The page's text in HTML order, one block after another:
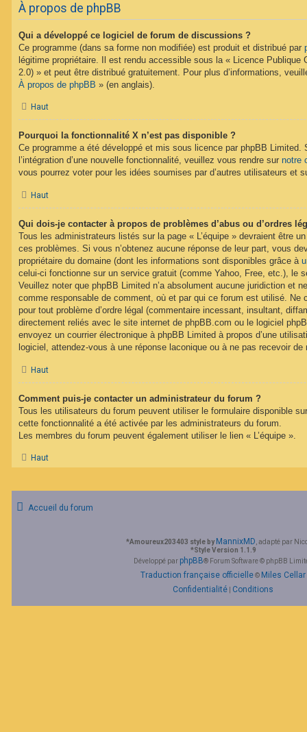
À propos de phpBB
Qui a développé ce logiciel de forum de discussions ?
Ce programme (dans sa forme non modifiée) est produit et distribué par
légitime propriétaire. Il est rendu accessible sous la « Licence Publique
2.0) » et peut être distribué gratuitement. Pour plus d’informations,
À propos de phpBB » (en anglais).
Haut
Pourquoi la fonctionnalité X n’est pas disponible ?
Ce programme a été développé et mis sous licence par phpBB Limited.
l’intégration d’une nouvelle fonctionnalité, veuillez vous rendre sur notre
vous pourrez voter pour les idées soumises par d’autres utilisateurs et
Haut
Qui dois-je contacter à propos de problèmes d’abus ou d’ordres
Tous les administrateurs listés sur la page « L’équipe » devraient être
ces problèmes. Si vous n’obtenez aucune réponse de leur part, vous
propriétaire du domaine (dont les informations sont disponibles grâce à
celui-ci fonctionne sur un service gratuit (comme Yahoo, Free, etc.), le
Veuillez noter que phpBB Limited n’a absolument aucune juridiction et
comme responsable de comment, où et par qui ce forum est utilisé. Ne
pour tout problème d’ordre légal (commentaire incessant, insultant,
directement reliés avec le site internet de phpBB.com ou le logiciel
envoyez un courrier électronique à phpBB Limited à propos d’une
logiciel, attendez-vous à une réponse laconique ou à ne pas recevoir de
Haut
Comment puis-je contacter un administrateur du forum ?
Tous les utilisateurs du forum peuvent utiliser le formulaire disponible
cette fonctionnalité a été activée par les administrateurs du forum.
Les membres du forum peuvent également utiliser le lien « L’équipe ».
Haut
Accueil du forum
*Amoureux203403 style by MannixMD, adapté par
*Style Version 1.1.9
Développé par phpBB® Forum Software © phpBB
Traduction française officielle© Miles Cellar
Confidentialité Conditions